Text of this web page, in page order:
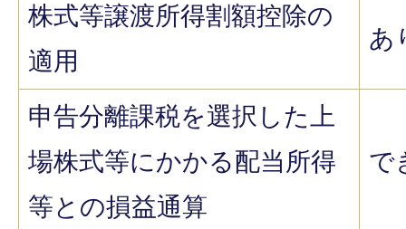
株式等譲渡所得割額控除の
適用
あ
申告分離課税を選択した上
場株式等にかかる配当所得
等との損益通算
で